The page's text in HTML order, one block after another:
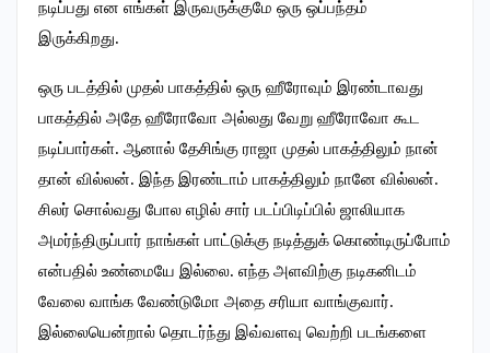
நடிப்பது என எங்கள் இருவருக்குமே ஒரு ஒப்பந்தம்
இருக்கிறது.
ஒரு படத்தில் முதல் பாகத்தில் ஒரு ஹீரோவும் இரண்டாவது
பாகத்தில் அதே ஹீரோவோ அல்லது வேறு ஹீரோவோ கூட
நடிப்பார்கள். ஆனால் தேசிங்கு ராஜா முதல் பாகத்திலும் நான்
தான் வில்லன். இந்த இரண்டாம் பாகத்திலும் நானே வில்லன்.
சிலர் சொல்வது போல எழில் சார் படப்பிடிப்பில் ஜாலியாக
அமர்ந்திருப்பார் நாங்கள் பாட்டுக்கு நடித்துக் கொண்டிருப்போம்
என்பதில் உண்மையே இல்லை. எந்த அளவிற்கு நடிகனிடம்
வேலை வாங்க வேண்டுமோ அதை சரியா வாங்குவார்.
இல்லையென்றால் தொடர்ந்து இவ்வளவு வெற்றி படங்களை